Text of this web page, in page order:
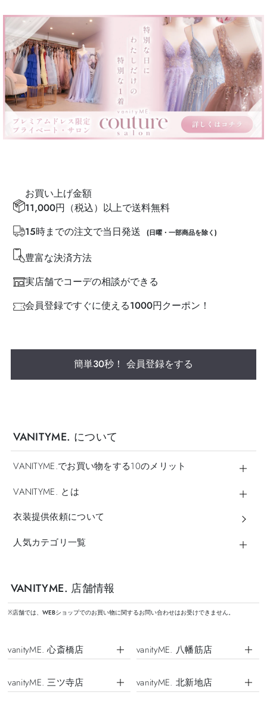
お買い上げ金額
11,000円（税込）以上で送料無料
15時までの注文で当日発送
(日曜・一部商品を除く)
豊富な決済方法
実店舗でコーデの相談ができる
会員登録ですぐに使える1000円クーポン！
簡単30秒！ 会員登録をする
VANITYME. について
VANITYME.でお買い物をする10のメリット
VANITYME. とは
衣装提供依頼について
人気カテゴリ一覧
VANITYME. 店舗情報
※店舗では、WEBショップでのお買い物に関するお問い合わせはお受けできません。
vanityME. 心斎橋店 vanityME. 八幡筋店
vanityME. 三ツ寺店 vanityME. 北新地店